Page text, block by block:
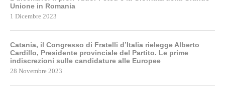
Unione in Romania
1 Dicembre 2023
Catania, il Congresso di Fratelli d’Italia rielegge Alberto
Cardillo, Presidente provinciale del Partito. Le prime
indiscrezioni sulle candidature alle Europee
28 Novembre 2023